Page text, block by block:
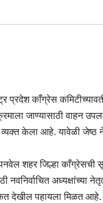
प्रदेश काँग्रेस
जाण्यासाठी वाहन
व्यक्त केला आहे. यावेळी जेष्ठ
शहर जिल्हा
अध्यक्षांच्या
देखील पहायला मिळत आहे.